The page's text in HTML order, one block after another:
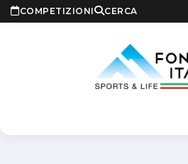
COMPETIZIONI CERCA